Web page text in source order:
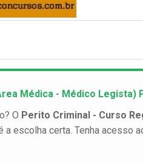
Médica - Médico Legista)
O Perito Criminal - Curso
a escolha certa. Tenha acesso